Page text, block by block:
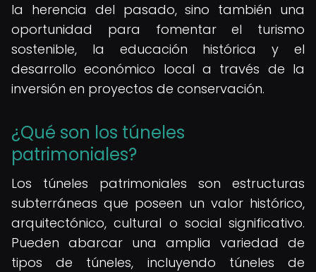
la herencia del pasado, sino también una
oportunidad para fomentar el turismo
sostenible, la educación histórica y el
desarrollo económico local a través de la
inversión en proyectos de conservación.
¿Qué son los túneles
patrimoniales?
Los túneles patrimoniales son estructuras
subterráneas que poseen un valor histórico,
arquitectónico, cultural o social significativo.
Pueden abarcar una amplia variedad de
tipos de túneles, incluyendo túneles de